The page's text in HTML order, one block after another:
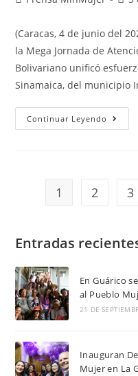
(Caracas, 4 de junio del
la Mega Jornada de
Bolivariano unificó
Sinamaica, del municipio
Continuar Leyendo
1 2 3
Entradas
En Guárico
al Pueblo
21 DE
Inauguran
Mujer en La